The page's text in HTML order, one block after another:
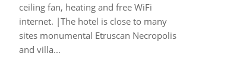
ceiling fan, heating and free WiFi
internet. |The hotel is close to many
sites monumental Etruscan Necropolis
and villa...